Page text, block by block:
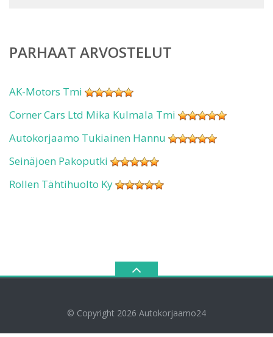
PARHAAT ARVOSTELUT
AK-Motors Tmi
Corner Cars Ltd Mika Kulmala Tmi
Autokorjaamo Tukiainen Hannu
Seinäjoen Pakoputki
Rollen Tähtihuolto Ky
© Copyright 2026 Autokorjaamo24